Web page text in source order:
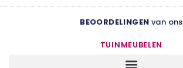
BEOORDELINGEN van ons
TUINMEUBELEN